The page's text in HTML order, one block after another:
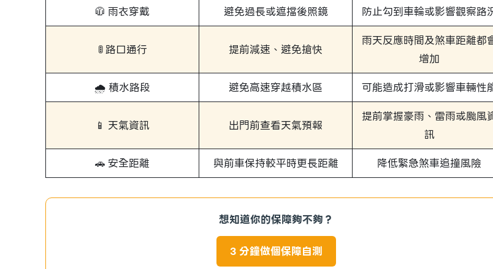
🧥 雨衣穿戴 避免過長或遮擋後照鏡 防止勾到車輪或影響觀察路
🚦 路口通行 提前減速、避免搶快
雨天反應時間及煞車距離都
增加
🌧️ 積水路段 避免高速穿越積水區 可能造成打滑或影響車輛性
📱 天氣資訊 出門前查看天氣預報
提前掌握豪雨、雷雨或颱風
訊
🚗 安全距離 與前車保持較平時更長距離 降低緊急煞車追撞風險
想知道你的保障夠不夠？
3 分鐘做個保障自測